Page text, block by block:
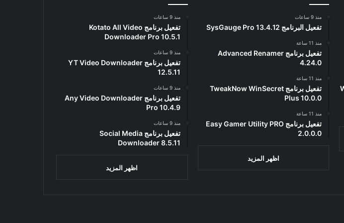
منذ 9 ساعات
تفعيل البرنامج 13.4.12 SysGauge Pro
منذ 11 ساعة
تفعيل برنامج Advanced Renamer
4.24.0
منذ 11 ساعة
تفعيل برنامج TweakNow WinSecret
Plus 10.0.0
منذ 11 ساعة
تفعيل برنامج Easy Gamer Utility PRO
2.0.0.0
اظهر المزيد
منذ 9 ساعات
تفعيل برنامج Kotato All Video
Downloader Pro 10.5.1
منذ 9 ساعات
تفعيل برنامج YT Video Downloader
12.5.11
منذ 9 ساعات
تفعيل برنامج Any Video Downloader
Pro 10.4.9
منذ 9 ساعات
تفعيل برنامج Social Media
Downloader 8.5.11
اظهر المزيد